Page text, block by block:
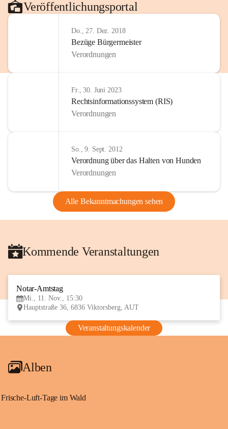
Veröffentlichungsportal
Do., 27. Dez. 2018
Bezüge Bürgermeister
Verordnungen
Fr., 30. Juni 2023
Rechtsinformationssystem (RIS)
Verordnungen
So., 9. Sept. 2012
Verordnung über das Halten von Hunden
Verordnungen
Alle Bekanntmachungen sehen
Kommende Veranstaltungen
Notar-Amtstag
Mi., 11. Nov., 15:30
Hauptstraße 36, 6836 Viktorsberg, AUT
Veranstaltungskalender
Alben
Frische-Luft-Tage im Wald